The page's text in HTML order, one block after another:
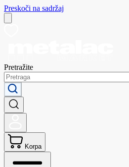
Preskoči na sadržaj
Pretražite
Korpa